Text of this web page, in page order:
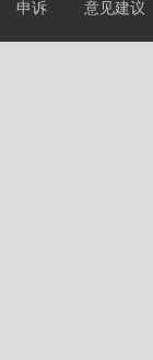
申诉 意见建议